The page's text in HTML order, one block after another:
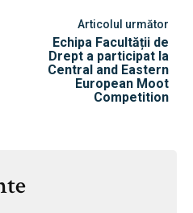
Articolul următor
Echipa Facultății de
Drept a participat la
Central and Eastern
European Moot
Competition